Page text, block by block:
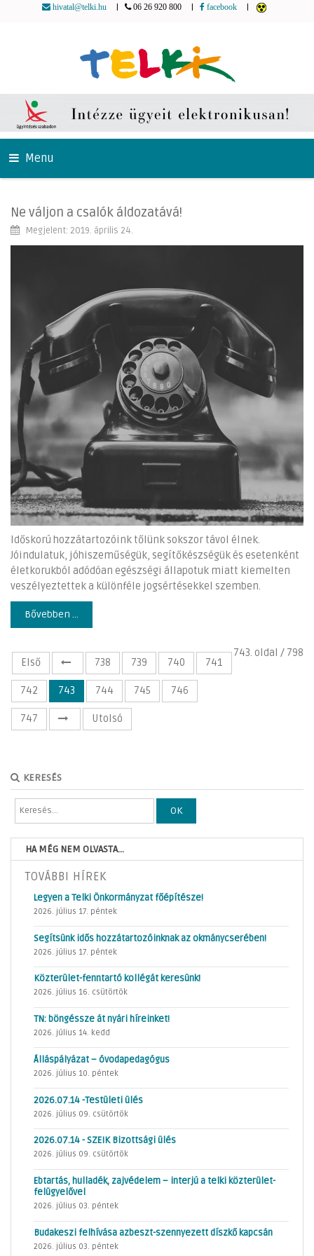
hivatal@telki.hu 06 26 920 800 facebook
Menu
Ne váljon a csalók áldozatává!
Megjelent: 2019. április 24.
Időskorú hozzátartozóink tőlünk sokszor távol élnek.
Jóindulatuk, jóhiszeműségük, segítőkészségük és esetenként
életkorukból adódóan egészségi állapotuk miatt kiemelten
veszélyeztettek a különféle jogsértésekkel szemben.
Bővebben ...
743. oldal / 798
Első
738 739 740 741
742 743 744 745 746
747 Utolsó
KERESÉS
OK
HA MÉG NEM OLVASTA...
TOVÁBBI HÍREK
Legyen a Telki Önkormányzat főépítésze!
2026. július 17. péntek
Segítsünk idős hozzátartozóinknak az okmánycserében!
2026. július 17. péntek
Közterület-fenntartó kollégát keresünk!
2026. július 16. csütörtök
TN: böngéssze át nyári híreinket!
2026. július 14. kedd
Álláspályázat – óvodapedagógus
2026. július 10. péntek
2026.07.14 -Testületi ülés
2026. július 09. csütörtök
2026.07.14 - SZEIK Bizottsági ülés
2026. július 09. csütörtök
Ebtartás, hulladék, zajvédelem – interjú a telki közterület-
felügyelővel
2026. július 03. péntek
Budakeszi felhívása azbeszt-szennyezett díszkő kapcsán
2026. július 03. péntek